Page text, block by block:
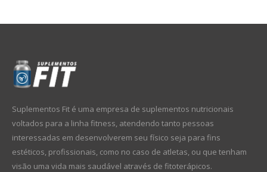
Suplementos Fit é uma empresa de suplementos nutricionais
voltados para a linha fitness, atendendo tanto pessoas
interessadas em desenvolverem seu físico seja para fins
estéticos, profissionais, como no caso de atletas, ou que tenham
visão uma vida mais saudável através de fitoterápicos.